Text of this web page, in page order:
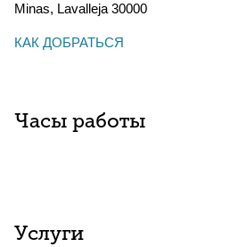
Minas, Lavalleja 30000
КАК ДОБРАТЬСЯ
Часы работы
Услуги